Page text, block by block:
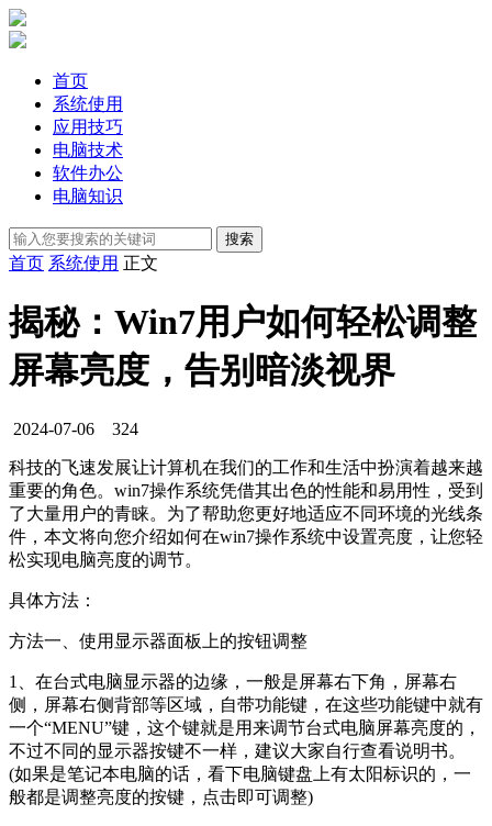
首页
系统使用
应用技巧
电脑技术
软件办公
电脑知识
首页 系统使用 正文
揭秘：Win7用户如何轻松调整
屏幕亮度，告别暗淡视界
2024-07-06 324
科技的飞速发展让计算机在我们的工作和生活中扮演着越来越
重要的角色。win7操作系统凭借其出色的性能和易用性，受到
了大量用户的青睐。为了帮助您更好地适应不同环境的光线条
件，本文将向您介绍如何在win7操作系统中设置亮度，让您轻
松实现电脑亮度的调节。
具体方法：
方法一、使用显示器面板上的按钮调整
1、在台式电脑显示器的边缘，一般是屏幕右下角，屏幕右
侧，屏幕右侧背部等区域，自带功能键，在这些功能键中就有
一个“MENU”键，这个键就是用来调节台式电脑屏幕亮度的，
不过不同的显示器按键不一样，建议大家自行查看说明书。
(如果是笔记本电脑的话，看下电脑键盘上有太阳标识的，一
般都是调整亮度的按键，点击即可调整)